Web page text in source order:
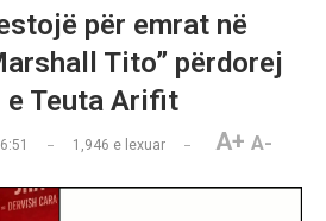
për emrat në
Tito” përdorej
e Teuta Arifit
1,946 e lexuar A+ A-